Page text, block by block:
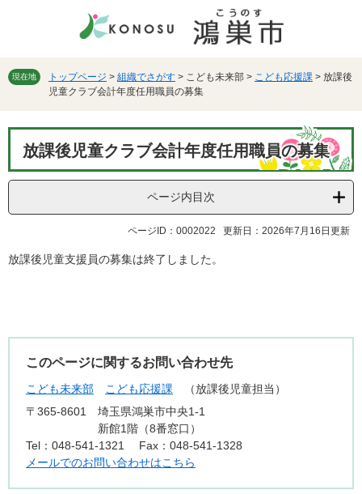
先
す。
を
し
文
現在地 トップページ > 組織でさがす > こども未来部 > こども応援課 > 放課後
児童クラブ会計年度任用職員の募集
放課後児童クラブ会計年度任用職員の募集
ページ内目次
ページID：0002022 更新日：2026年7月16日更新
放課後児童支援員の募集は終了しました。
このページに関するお問い合わせ先
こども未来部 こども応援課
放課後児童担当
〒365-8601
埼玉県鴻巣市中央1-1
新館1階（8番窓口）
Tel：048-541-1321
Fax：048-541-1328
メールでのお問い合わせはこちら